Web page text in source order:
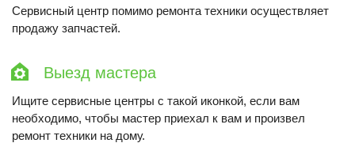
Сервисный центр помимо ремонта техники осуществляет
продажу запчастей.
Выезд мастера
Ищите сервисные центры с такой иконкой, если вам
необходимо, чтобы мастер приехал к вам и произвел
ремонт техники на дому.